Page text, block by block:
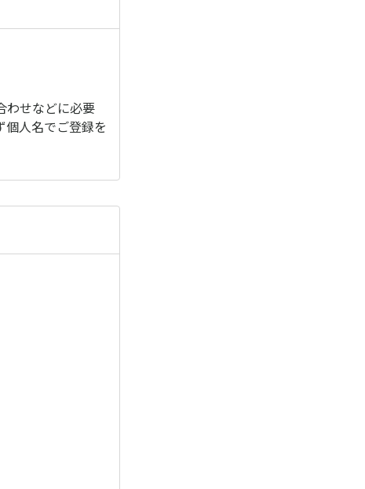
わせなどに必要
個人名でご登録を